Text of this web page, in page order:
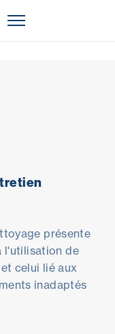
présente
l'utilisation de
celui lié aux
inadaptés